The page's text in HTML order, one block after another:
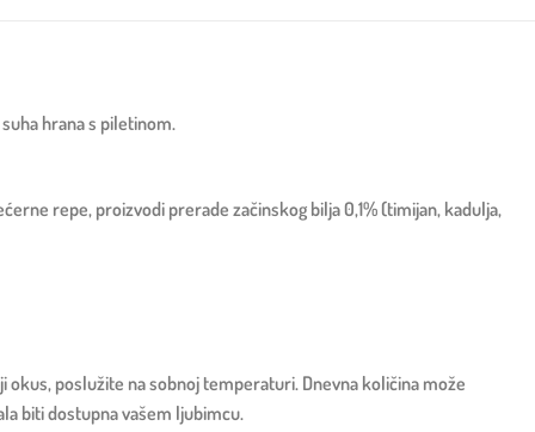
hrana s piletinom.
repe, proizvodi prerade začinskog bilja 0,1% (timijan, kadulja,
poslužite na sobnoj temperaturi. Dnevna količina može
biti dostupna vašem ljubimcu.